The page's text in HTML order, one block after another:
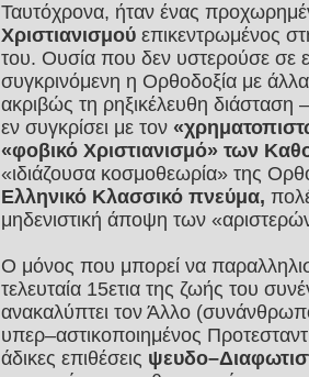
Ταυτόχρονα, ήταν ένας
Χριστιανισμού επικεντρωμένος
του. Ουσία που δεν υστερούσε σε
συγκρινόμενη η Ορθοδοξία με άλλα
ακριβώς τη ρηξικέλευθη διάσταση
εν συγκρίσει με τον
«φοβικό Χριστιανισμό» των
«ιδιάζουσα κοσμοθεωρία» της
Ελληνικό Κλασσικό πνεύμα,
μηδενιστική άποψη των
Ο μόνος που μπορεί να
τελευταία 15ετια της ζωής του
ανακαλύπτει τον Άλλο
υπερ–αστικοποιημένος
άδικες επιθέσεις